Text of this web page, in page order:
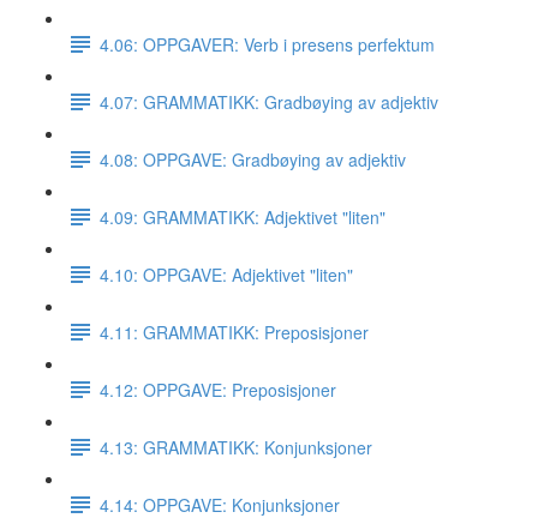
4.06: OPPGAVER: Verb i presens perfektum
4.07: GRAMMATIKK: Gradbøying av adjektiv
4.08: OPPGAVE: Gradbøying av adjektiv
4.09: GRAMMATIKK: Adjektivet "liten"
4.10: OPPGAVE: Adjektivet "liten"
4.11: GRAMMATIKK: Preposisjoner
4.12: OPPGAVE: Preposisjoner
4.13: GRAMMATIKK: Konjunksjoner
4.14: OPPGAVE: Konjunksjoner